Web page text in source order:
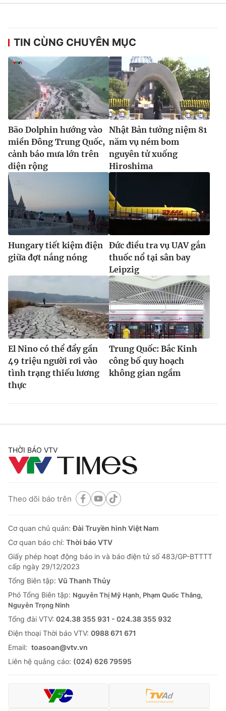
TIN CÙNG CHUYÊN MỤC
Bão Dolphin hướng vào
miền Đông Trung Quốc,
cảnh báo mưa lớn trên
diện rộng
Nhật Bản tưởng niệm 81
năm vụ ném bom
nguyên tử xuống
Hiroshima
Hungary tiết kiệm điện
giữa đợt nắng nóng
Đức điều tra vụ UAV gắn
thuốc nổ tại sân bay
Leipzig
El Nino có thể đẩy gần
49 triệu người rơi vào
tình trạng thiếu lương
thực
Trung Quốc: Bắc Kinh
công bố quy hoạch
không gian ngầm
THỜI BÁO VTV
Theo dõi báo trên
Cơ quan chủ quản:Đài Truyền hình Việt Nam
Cơ quan báo chí: Thời báo VTV
Giấy phép hoạt động báo in và báo điện tử số 483/GP-BTTTT
cấp ngày 29/12/2023
Tổng Biên tập: Vũ Thanh Thủy
Phó Tổng Biên tập: Nguyễn Thị Mỹ Hạnh, Phạm Quốc Thắng,
Nguyễn Trọng Ninh
Tổng đài VTV: 024.38 355 931 - 024.38 355 932
Ðiện thoại Thời báo VTV: 0988 671 671
Email: toasoan@vtv.vn
Liên hệ quảng cáo: (024) 626 79595